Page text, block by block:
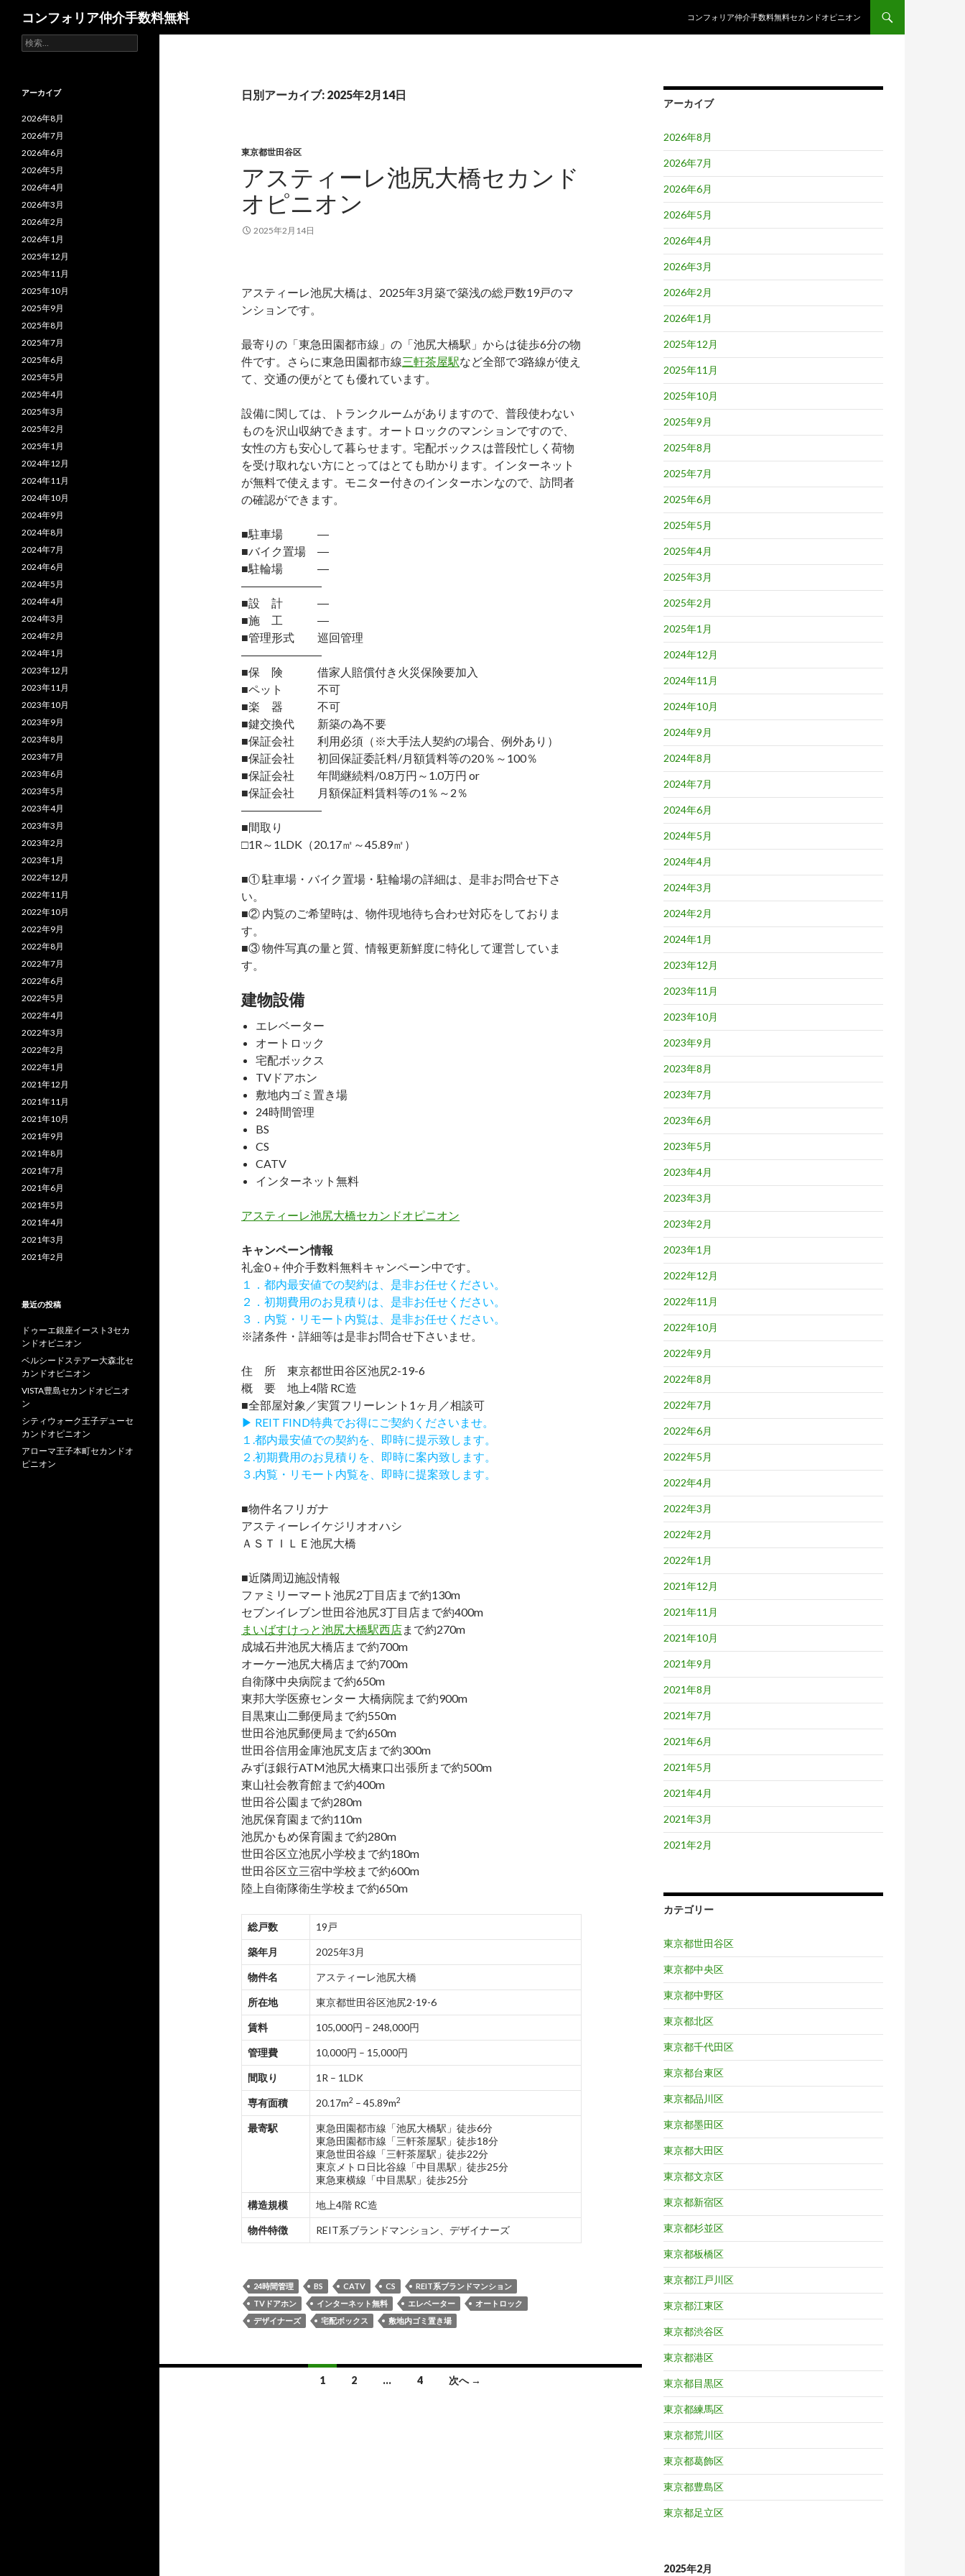
コンフォリア仲介手数料無料
コンフォリア仲介手数料無料セカンドオピニオン
日別アーカイブ: 2025年2月14日
東京都世田谷区
アスティーレ池尻大橋セカンド
オピニオン
2025年2月14日
アスティーレ池尻大橋は、2025年3月築で築浅の総戸数19戸のマ
ンションです。
最寄りの「東急田園都市線」の「池尻大橋駅」からは徒歩6分の物
件です。さらに東急田園都市線三軒茶屋駅など全部で3路線が使え
て、交通の便がとても優れています。
設備に関しては、トランクルームがありますので、普段使わない
ものを沢山収納できます。オートロックのマンションですので、
女性の方も安心して暮らせます。宅配ボックスは普段忙しく荷物
を受け取れない方にとってはとても助かります。インターネット
が無料で使えます。モニター付きのインターホンなので、訪問者
の確認ができます。
■駐車場 ―
■バイク置場 ―
■駐輪場 ―
―――――――
■設 計 ―
■施 工 ―
■管理形式 巡回管理
―――――――
■保 険 借家人賠償付き火災保険要加入
■ペット 不可
■楽 器 不可
■鍵交換代 新築の為不要
■保証会社 利用必須（※大手法人契約の場合、例外あり）
■保証会社 初回保証委託料/月額賃料等の20％～100％
■保証会社 年間継続料/0.8万円～1.0万円 or
■保証会社 月額保証料賃料等の1％～2％
―――――――
■間取り
□1R～1LDK（20.17㎡～45.89㎡）
■① 駐車場・バイク置場・駐輪場の詳細は、是非お問合せ下さ
い。
■② 内覧のご希望時は、物件現地待ち合わせ対応をしておりま
す。
■③ 物件写真の量と質、情報更新鮮度に特化して運営していま
す。
建物設備
エレベーター
オートロック
宅配ボックス
TVドアホン
敷地内ゴミ置き場
24時間管理
BS
CS
CATV
インターネット無料
アスティーレ池尻大橋セカンドオピニオン
キャンペーン情報
礼金0＋仲介手数料無料キャンペーン中です。
１．都内最安値での契約は、是非お任せください。
２．初期費用のお見積りは、是非お任せください。
３．内覧・リモート内覧は、是非お任せください。
※諸条件・詳細等は是非お問合せ下さいませ。
住 所 東京都世田谷区池尻2-19-6
概 要 地上4階 RC造
■全部屋対象／実質フリーレント1ヶ月／相談可
▶ REIT FIND特典でお得にご契約くださいませ。
１.都内最安値での契約を、即時に提示致します。
２.初期費用のお見積りを、即時に案内致します。
３.内覧・リモート内覧を、即時に提案致します。
■物件名フリガナ
アスティーレイケジリオオハシ
ＡＳＴＩＬＥ池尻大橋
■近隣周辺施設情報
ファミリーマート池尻2丁目店まで約130m
セブンイレブン世田谷池尻3丁目店まで約400m
まいばすけっと池尻大橋駅西店まで約270m
成城石井池尻大橋店まで約700m
オーケー池尻大橋店まで約700m
自衛隊中央病院まで約650m
東邦大学医療センター 大橋病院まで約900m
目黒東山二郵便局まで約550m
世田谷池尻郵便局まで約650m
世田谷信用金庫池尻支店まで約300m
みずほ銀行ATM池尻大橋東口出張所まで約500m
東山社会教育館まで約400m
世田谷公園まで約280m
池尻保育園まで約110m
池尻かもめ保育園まで約280m
世田谷区立池尻小学校まで約180m
世田谷区立三宿中学校まで約600m
陸上自衛隊衛生学校まで約650m
総戸数 19戸
築年月 2025年3月
物件名 アスティーレ池尻大橋
所在地 東京都世田谷区池尻2-19-6
賃料 105,000円 – 248,000円
管理費 10,000円 – 15,000円
間取り 1R – 1LDK
専有面積 20.17m2 – 45.89m2
最寄駅
東急田園都市線「池尻大橋駅」徒歩6分
東急田園都市線「三軒茶屋駅」徒歩18分
東急世田谷線「三軒茶屋駅」徒歩22分
東京メトロ日比谷線「中目黒駅」徒歩25分
東急東横線「中目黒駅」徒歩25分
構造規模 地上4階 RC造
物件特徴 REIT系ブランドマンション、デザイナーズ
24時間管理 BS CATV CS
REIT系ブランドマンション
TVドアホン
インターネット無料 エレベーター
オートロック
デザイナーズ
宅配ボックス 敷地内ゴミ置き場
1 2 … 4 次へ →
アーカイブ
2026年8月
2026年7月
2026年6月
2026年5月
2026年4月
2026年3月
2026年2月
2026年1月
2025年12月
2025年11月
2025年10月
2025年9月
2025年8月
2025年7月
2025年6月
2025年5月
2025年4月
2025年3月
2025年2月
2025年1月
2024年12月
2024年11月
2024年10月
2024年9月
2024年8月
2024年7月
2024年6月
2024年5月
2024年4月
2024年3月
2024年2月
2024年1月
2023年12月
2023年11月
2023年10月
2023年9月
2023年8月
2023年7月
2023年6月
2023年5月
2023年4月
2023年3月
2023年2月
2023年1月
2022年12月
2022年11月
2022年10月
2022年9月
2022年8月
2022年7月
2022年6月
2022年5月
2022年4月
2022年3月
2022年2月
2022年1月
2021年12月
2021年11月
2021年10月
2021年9月
2021年8月
2021年7月
2021年6月
2021年5月
2021年4月
2021年3月
2021年2月
カテゴリー
東京都世田谷区
東京都中央区
東京都中野区
東京都北区
東京都千代田区
東京都台東区
東京都品川区
東京都墨田区
東京都大田区
東京都文京区
東京都新宿区
東京都杉並区
東京都板橋区
東京都江戸川区
東京都江東区
東京都渋谷区
東京都港区
東京都目黒区
東京都練馬区
東京都荒川区
東京都葛飾区
東京都豊島区
東京都足立区
2025年2月
検
索:
アーカイブ
2026年8月
2026年7月
2026年6月
2026年5月
2026年4月
2026年3月
2026年2月
2026年1月
2025年12月
2025年11月
2025年10月
2025年9月
2025年8月
2025年7月
2025年6月
2025年5月
2025年4月
2025年3月
2025年2月
2025年1月
2024年12月
2024年11月
2024年10月
2024年9月
2024年8月
2024年7月
2024年6月
2024年5月
2024年4月
2024年3月
2024年2月
2024年1月
2023年12月
2023年11月
2023年10月
2023年9月
2023年8月
2023年7月
2023年6月
2023年5月
2023年4月
2023年3月
2023年2月
2023年1月
2022年12月
2022年11月
2022年10月
2022年9月
2022年8月
2022年7月
2022年6月
2022年5月
2022年4月
2022年3月
2022年2月
2022年1月
2021年12月
2021年11月
2021年10月
2021年9月
2021年8月
2021年7月
2021年6月
2021年5月
2021年4月
2021年3月
2021年2月
最近の投稿
ドゥーエ銀座イースト3セカ
ンドオピニオン
ベルシードステアー大森北セ
カンドオピニオン
VISTA豊島セカンドオピニオ
ン
シティウォーク王子デューセ
カンドオピニオン
アローマ王子本町セカンドオ
ピニオン